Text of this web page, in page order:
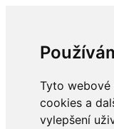
Tyto
cookies a
vylepšení